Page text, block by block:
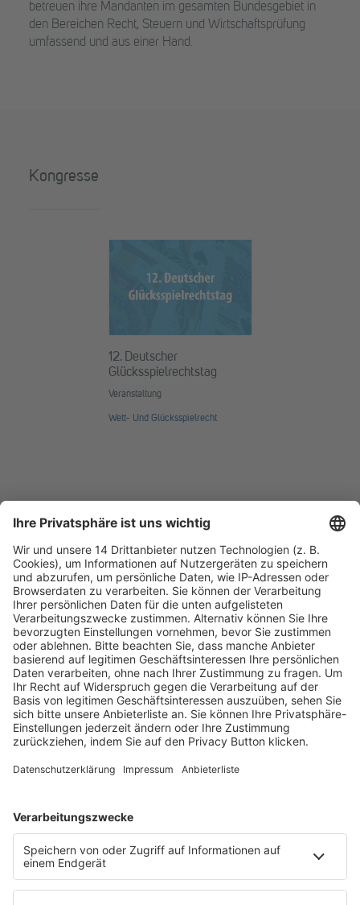
betreuen ihre Mandanten im gesamten Bundesgebiet in
den Bereichen Recht, Steuern und Wirtschaftsprüfung
umfassend und aus einer Hand.
Kongresse
12. Deutscher
Glücksspielrechtstag
Veranstaltung
Wett- Und Glücksspielrecht
Fachmedien Recht und Wirtschaft
Ein Fachbereich der
dfv Mediengruppe
Mainzer Landstr. 251
60326 Frankfurt am Main
E-Mail:info@ruw.de
Web:https://www.ruw.de
AGB
Datenschutzerklärung
Genderhinweis
Cookie-Einstellungen